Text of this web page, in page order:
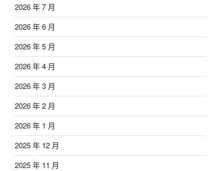
2026 年 7 月
2026 年 6 月
2026 年 5 月
2026 年 4 月
2026 年 3 月
2026 年 2 月
2026 年 1 月
2025 年 12 月
2025 年 11 月